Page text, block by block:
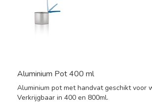
Aluminium Pot 400 ml
Aluminium pot met handvat geschikt voor
Verkrijgbaar in 400 en 800ml.